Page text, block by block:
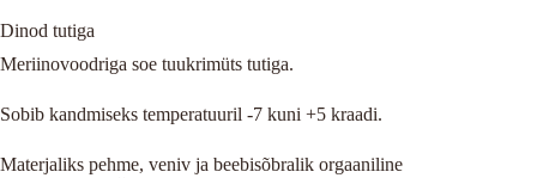
Dinod tutiga
Meriinovoodriga soe tuukrimüts tutiga.
Sobib kandmiseks temperatuuril -7 kuni +5 kraadi.
Materjaliks pehme, veniv ja beebisõbralik orgaaniline